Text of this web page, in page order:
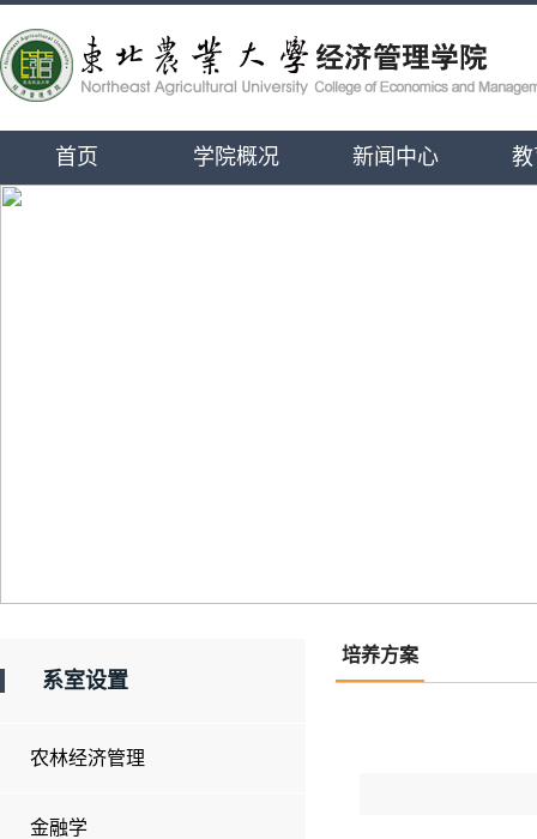
首页 学院概况 新闻中心
系室设置
农林经济管理
金融学
培养方案